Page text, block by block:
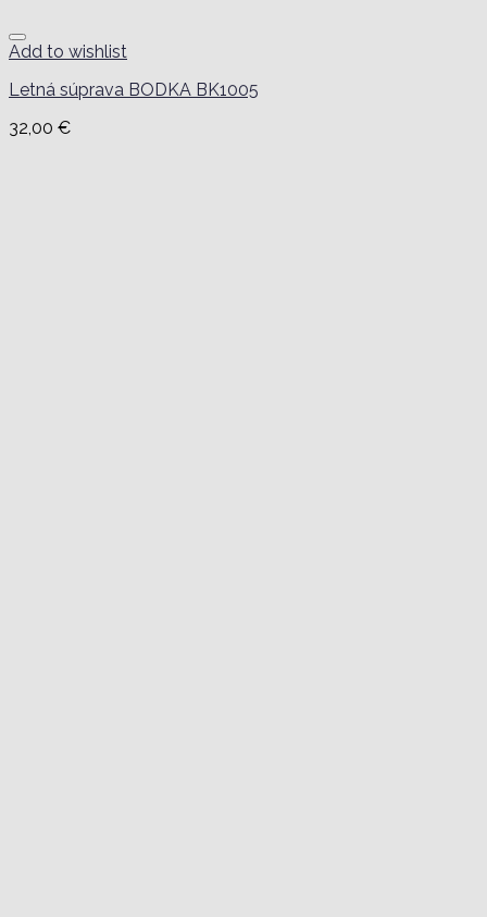
Add to wishlist
Letná súprava BODKA BK1005
32,00 €